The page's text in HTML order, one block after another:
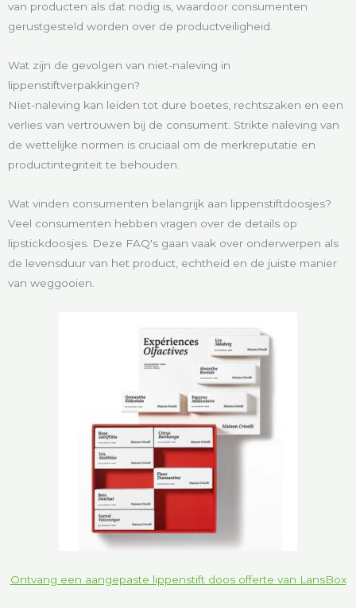
van producten als dat nodig is, waardoor consumenten
gerustgesteld worden over de productveiligheid.
Wat zijn de gevolgen van niet-naleving in
lippenstiftverpakkingen?
Niet-naleving kan leiden tot dure boetes, rechtszaken en een
verlies van vertrouwen bij de consument. Strikte naleving van
de wettelijke normen is cruciaal om de merkreputatie en
productintegriteit te behouden.
Wat vinden consumenten belangrijk aan lippenstiftdoosjes?
Veel consumenten hebben vragen over de details op
lipstickdoosjes. Deze FAQ's gaan vaak over onderwerpen als
de levensduur van het product, echtheid en de juiste manier
van weggooien.
Ontvang een aangepaste lippenstift doos offerte van LansBox